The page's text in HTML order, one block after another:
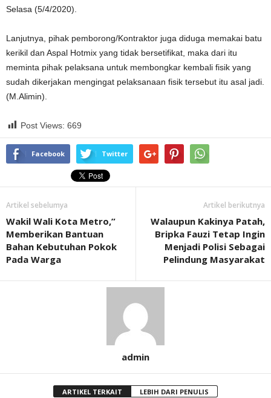
Selasa (5/4/2020).
Lanjutnya, pihak pemborong/Kontraktor juga diduga memakai batu
kerikil dan Aspal Hotmix yang tidak bersetifikat, maka dari itu
meminta pihak pelaksana untuk membongkar kembali fisik yang
sudah dikerjakan mengingat pelaksanaan fisik tersebut itu asal jadi.
(M.Alimin).
Post Views: 669
Facebook Twitter
Artikel sebelumya
Wakil Wali Kota Metro,”
Memberikan Bantuan
Bahan Kebutuhan Pokok
Pada Warga
Artikel berikutnya
Walaupun Kakinya Patah,
Bripka Fauzi Tetap Ingin
Menjadi Polisi Sebagai
Pelindung Masyarakat
admin
ARTIKEL TERKAIT LEBIH DARI PENULIS